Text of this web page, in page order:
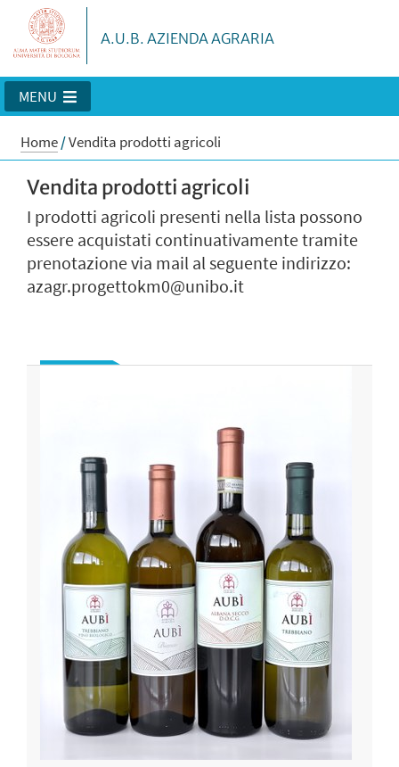
A.U.B. AZIENDA AGRARIA
MENU
Home/Vendita prodotti agricoli
Vendita prodotti agricoli
I prodotti agricoli presenti nella lista possono
essere acquistati continuativamente tramite
prenotazione via mail al seguente indirizzo:
azagr.progettokm0@unibo.it